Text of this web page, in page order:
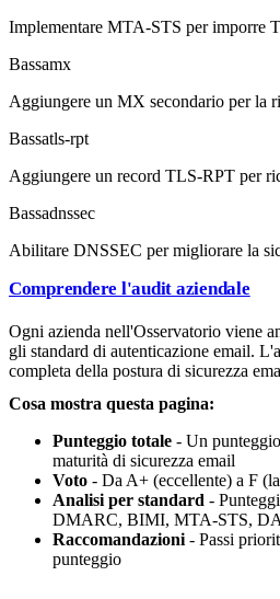
Implementare MTA-STS per imporre
Bassamx
Aggiungere un MX secondario per la
Bassatls-rpt
Aggiungere un record TLS-RPT per
Bassadnssec
Abilitare DNSSEC per migliorare la
Comprendere l'audit aziendale
Ogni azienda nell'Osservatorio viene
gli standard di autenticazione email.
completa della postura di sicurezza
Cosa mostra questa pagina:
Punteggio totale - Un
maturità di sicurezza email
Voto - Da A+ (eccellente) a F
Analisi per standard -
DMARC, BIMI, MTA-STS,
Raccomandazioni - Passi
punteggio